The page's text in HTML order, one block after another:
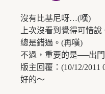
沒有比基尼呀…(嘆)
上次沒看到覺得可惜說
總是錯過。(再嘆)
不過，重要的是──出
版主回覆：(10/12/2011
好的～